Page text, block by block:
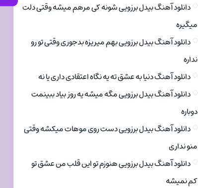
دانلود آهنگ بیدل برزویی شونه کی مرهم میشه وقتی دلت
میگیره
دانلود آهنگ بیدل برزویی بهم میریزه بدجوری وقتی تو رو
نداره
دانلود آهنگ دنیا به عشق ته یه نگاه اعتقادی داری یا نه
دانلود آهنگ بیدل برزویی مگه میشه یه روز بیاد ببینمت
دوباره
دانلود آهنگ بیدل برزویی دست روی موهات میکشه وقتی
منو نداری
دانلود آهنگ بیدل برزویی هنوزم تو این قلب من عشق تو
کم نمیشه